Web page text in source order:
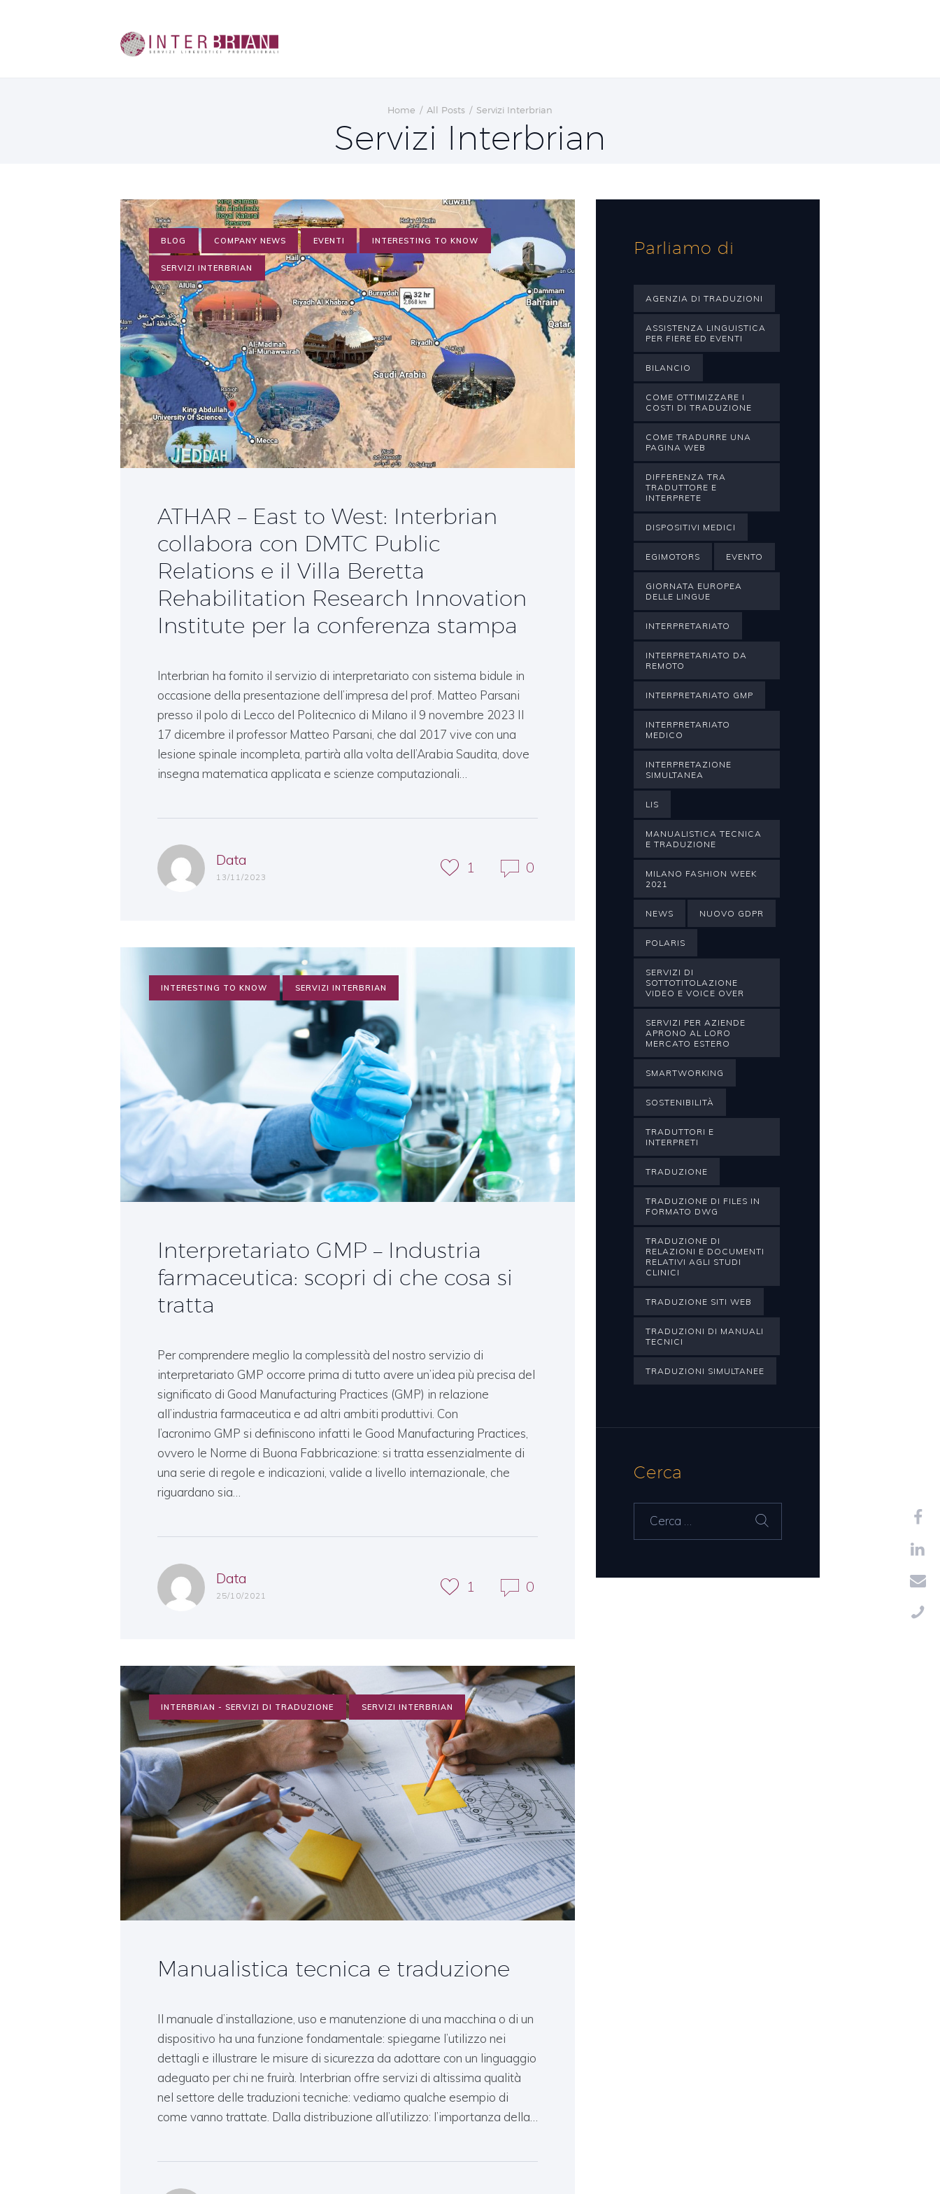
Home All Posts Servizi Interbrian
Servizi Interbrian
BLOG COMPANY NEWS EVENTI INTERESTING TO KNOW
SERVIZI INTERBRIAN
ATHAR – East to West: Interbrian
collabora con DMTC Public
Relations e il Villa Beretta
Rehabilitation Research Innovation
Institute per la conferenza stampa
Interbrian ha fornito il servizio di interpretariato con sistema bidule in
occasione della presentazione dell’impresa del prof. Matteo Parsani
presso il polo di Lecco del Politecnico di Milano il 9 novembre 2023 Il
17 dicembre il professor Matteo Parsani, che dal 2017 vive con una
lesione spinale incompleta, partirà alla volta dell’Arabia Saudita, dove
insegna matematica applicata e scienze computazionali…
Data
13/11/2023
1 0
INTERESTING TO KNOW SERVIZI INTERBRIAN
Interpretariato GMP – Industria
farmaceutica: scopri di che cosa si
tratta
Per comprendere meglio la complessità del nostro servizio di
interpretariato GMP occorre prima di tutto avere un’idea più precisa del
significato di Good Manufacturing Practices (GMP) in relazione
all’industria farmaceutica e ad altri ambiti produttivi. Con
l’acronimo GMP si definiscono infatti le Good Manufacturing Practices,
ovvero le Norme di Buona Fabbricazione: si tratta essenzialmente di
una serie di regole e indicazioni, valide a livello internazionale, che
riguardano sia…
Data
25/10/2021
1 0
INTERBRIAN - SERVIZI DI TRADUZIONE SERVIZI INTERBRIAN
Manualistica tecnica e traduzione
Il manuale d’installazione, uso e manutenzione di una macchina o di un
dispositivo ha una funzione fondamentale: spiegarne l’utilizzo nei
dettagli e illustrare le misure di sicurezza da adottare con un linguaggio
adeguato per chi ne fruirà. Interbrian offre servizi di altissima qualità
nel settore delle traduzioni tecniche: vediamo qualche esempio di
come vanno trattate. Dalla distribuzione all’utilizzo: l’importanza della…
Parliamo di
AGENZIA DI TRADUZIONI
ASSISTENZA LINGUISTICA
PER FIERE ED EVENTI
BILANCIO
COME OTTIMIZZARE I
COSTI DI TRADUZIONE
COME TRADURRE UNA
PAGINA WEB
DIFFERENZA TRA
TRADUTTORE E
INTERPRETE
DISPOSITIVI MEDICI
EGIMOTORS EVENTO
GIORNATA EUROPEA
DELLE LINGUE
INTERPRETARIATO
INTERPRETARIATO DA
REMOTO
INTERPRETARIATO GMP
INTERPRETARIATO
MEDICO
INTERPRETAZIONE
SIMULTANEA
LIS
MANUALISTICA TECNICA
E TRADUZIONE
MILANO FASHION WEEK
2021
NEWS NUOVO GDPR
POLARIS
SERVIZI DI
SOTTOTITOLAZIONE
VIDEO E VOICE OVER
SERVIZI PER AZIENDE
APRONO AL LORO
MERCATO ESTERO
SMARTWORKING
SOSTENIBILITÀ
TRADUTTORI E
INTERPRETI
TRADUZIONE
TRADUZIONE DI FILES IN
FORMATO DWG
TRADUZIONE DI
RELAZIONI E DOCUMENTI
RELATIVI AGLI STUDI
CLINICI
TRADUZIONE SITI WEB
TRADUZIONI DI MANUALI
TECNICI
TRADUZIONI SIMULTANEE
Cerca